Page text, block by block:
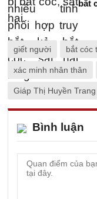
bắt
giết người bắt cóc
xác minh nhân thân
Giáp Thị Huyền Trang
Bình luận